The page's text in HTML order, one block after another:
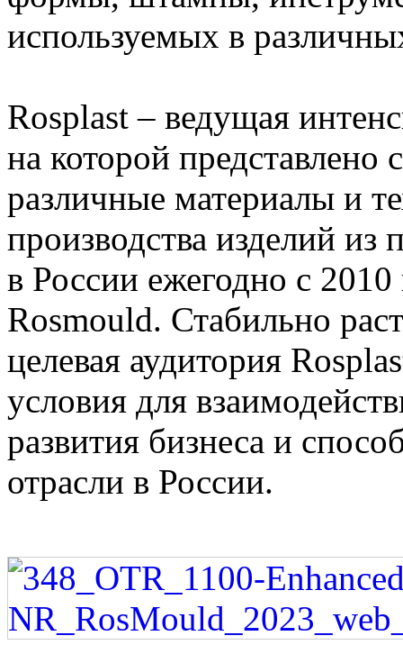
используемых в
Rosplast – ведущая
на которой представлено
различные материалы и
производства изделий из
в России ежегодно с 2010
Rosmould. Стабильно
целевая аудитория
условия для
развития бизнеса и
отрасли в России.